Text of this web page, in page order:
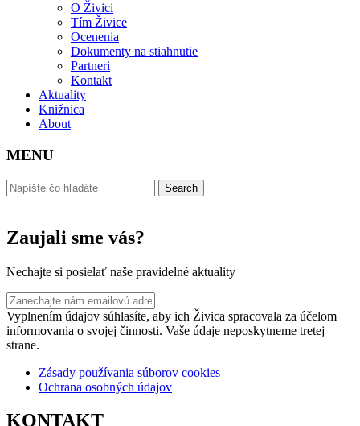
O Živici
Tím Živice
Ocenenia
Dokumenty na stiahnutie
Partneri
Kontakt
Aktuality
Knižnica
About
MENU
Zaujali sme vás?
Nechajte si posielať naše pravidelné aktuality
Vyplnením údajov súhlasíte, aby ich Živica spracovala za účelom
informovania o svojej činnosti. Vaše údaje neposkytneme tretej
strane.
Zásady používania súborov cookies
Ochrana osobných údajov
KONTAKT